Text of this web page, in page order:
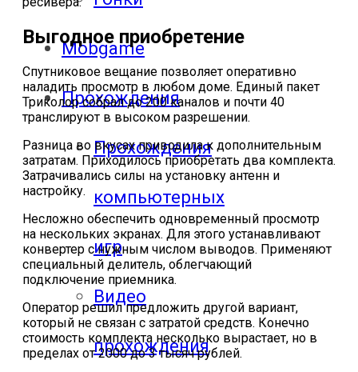
Mobgame
Прохождения
Прохождения
компьютерных
игр
Видео
прохождения
Выгодное приобретение
Спутниковое вещание позволяет оперативно
наладить просмотр в любом доме. Единый пакет
Триколор собрал до 200 каналов и почти 40
транслируют в высоком разрешении.
Разница во вкусах приводила к дополнительным
затратам. Приходилось приобретать два комплекта.
Затрачивались силы на установку антенн и
настройку.
Несложно обеспечить одновременный просмотр
на нескольких экранах. Для этого устанавливают
конвертер с нужным числом выводов. Применяют
специальный делитель, облегчающий
подключение приемника.
Оператор решил предложить другой вариант,
который не связан с затратой средств. Конечно
стоимость комплекта несколько вырастает, но в
пределах от 2000 до 3 тысяч рублей.